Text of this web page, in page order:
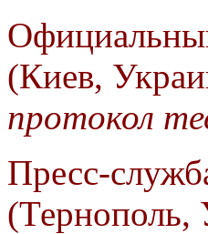
(Киев,
протокол
Пресс-
(Тернополь,